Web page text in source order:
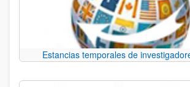
Estancias temporales de